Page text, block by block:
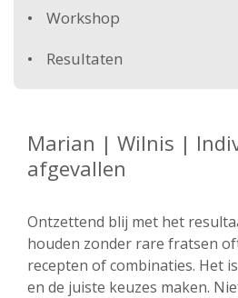
Workshop
Resultaten
Marian | Wilnis |
afgevallen
Ontzettend blij met het
houden zonder rare fratsen
recepten of combinaties. Het
en de juiste keuzes maken.